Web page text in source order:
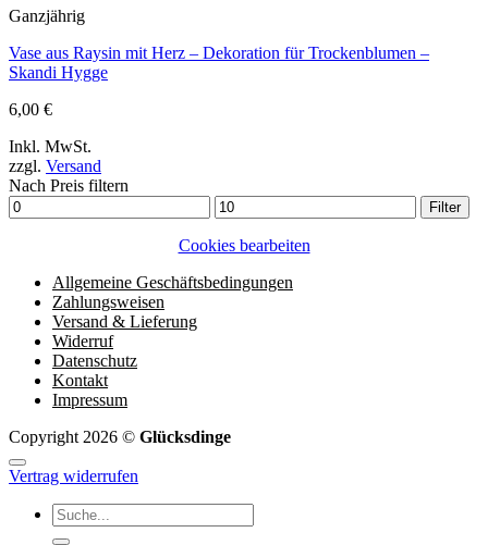
Ganzjährig
Vase aus Raysin mit Herz – Dekoration für Trockenblumen –
Skandi Hygge
6,00 €
Inkl. MwSt.
zzgl. Versand
Nach Preis filtern
Min.
Preis
Max.
Preis
Filter
Cookies bearbeiten
Allgemeine Geschäftsbedingungen
Zahlungsweisen
Versand & Lieferung
Widerruf
Datenschutz
Kontakt
Impressum
Copyright 2026 © Glücksdinge
Vertrag widerrufen
Suchen
nach: